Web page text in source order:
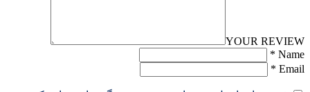
YOUR REVIEW
Name
*
Email
*